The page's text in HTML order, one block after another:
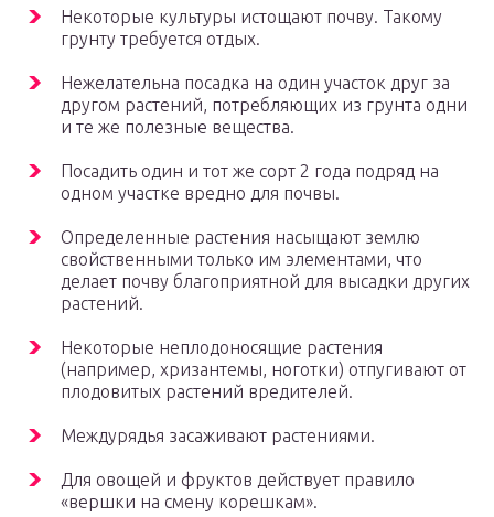
Некоторые культуры истощают почву. Такому
грунту требуется отдых.
Нежелательна посадка на один участок друг за
другом растений, потребляющих из грунта одни
и те же полезные вещества.
Посадить один и тот же сорт 2 года подряд на
одном участке вредно для почвы.
Определенные растения насыщают землю
свойственными только им элементами, что
делает почву благоприятной для высадки других
растений.
Некоторые неплодоносящие растения
(например, хризантемы, ноготки) отпугивают от
плодовитых растений вредителей.
Междурядья засаживают растениями.
Для овощей и фруктов действует правило
«вершки на смену корешкам».